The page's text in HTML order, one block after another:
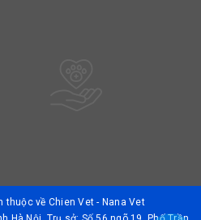
thuộc về Chien Vet - Nana Vet